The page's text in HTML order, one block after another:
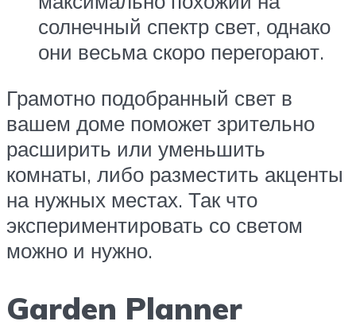
солнечный спектр свет, однако
они весьма скоро перегорают.
Грамотно подобранный свет в
вашем доме поможет зрительно
расширить или уменьшить
комнаты, либо разместить акценты
на нужных местах. Так что
экспериментировать со светом
можно и нужно.
Garden Planner